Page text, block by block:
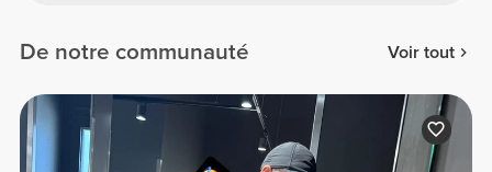
De notre communauté Voir tout